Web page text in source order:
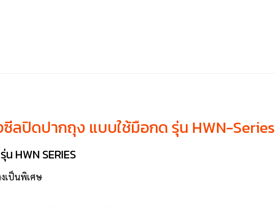
ซีลปิดปากถุง แบบใช้มือกด รุ่น HWN-Series
HWN SERIES
เป็นพิเศษ